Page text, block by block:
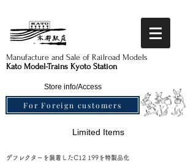
Manufacture and Sale of Railroad Models​
Kato Model-Trains Kyoto Station
Store info/Access
For Foreign customers
Limited Items
デフレクターを装着したC12 199を特製品化